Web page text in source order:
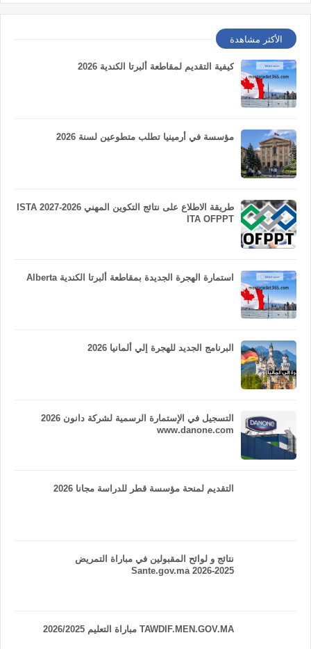
الأكثر مشاهدة
كيفية التقديم لمقاطعة ألبرتا الكندية 2026
مؤسسة في أرمينيا تطلب متطوعين لسنة 2026
طريقة الاطلاع على نتائج التكوين المهني 2026-2027 ISTA
ITA OFPPT
استمارة الهجرة الجديدة بمقاطعة ألبرتا الكندية Alberta
البرنامج الجديد للهجرة إلي ألمانيا 2026
التسجيل في الإستمارة الرسمية لشركة دانون 2026
www.danone.com
التقديم لمنحة مؤسسة قطر للدراسة مجانا 2026
نتائج و لوائح المقبولين في مباراة التمريض
Sante.gov.ma 2026-2025
TAWDIF.MEN.GOV.MA مباراة التعليم 2026/2025